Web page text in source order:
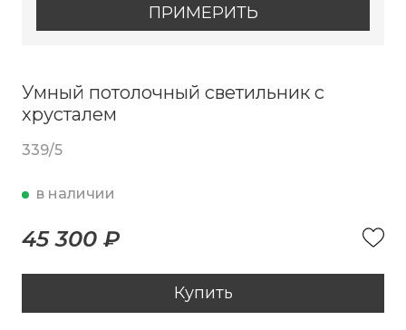
ПРИМЕРИТЬ
Умный потолочный светильник с
хрусталем
339/5
в наличии
45 300 ₽
Купить